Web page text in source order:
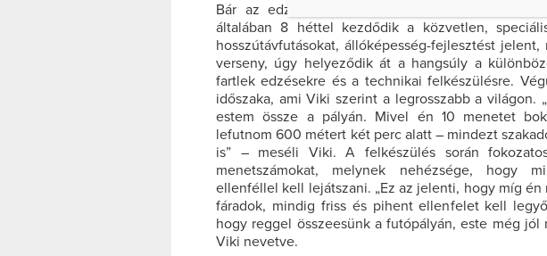
Bár az edzés egész évben folyamatos, a
általában 8 héttel kezdődik a közvetlen,
hosszútávfutásokat, állóképesség-fejlesztést
verseny, úgy helyeződik át a hangsúly a
fartlek edzésekre és a technikai felkészülésre.
időszaka, ami Viki szerint a legrosszabb a világon.
estem össze a pályán. Mivel én 10 menetet
lefutnom 600 métert két perc alatt – mindezt
is” – meséli Viki. A felkészülés során
menetszámokat, melynek nehézsége, hogy
ellenféllel kell lejátszani. „Ez az jelenti, hogy míg
fáradok, mindig friss és pihent ellenfelet kell
hogy reggel összeesünk a futópályán, este még jól
Viki nevetve.